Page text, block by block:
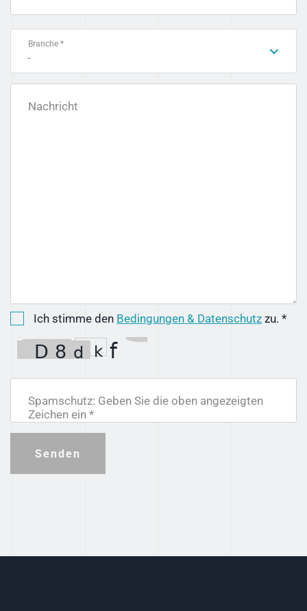
Branche *
-
Nachricht
Ich stimme den Bedingungen & Datenschutz zu. *
Spamschutz: Geben Sie die oben angezeigten
Zeichen ein *
Senden